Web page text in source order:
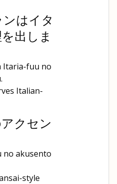
はイタ
出しま
Itaria-fuu no
Italian-
クセン
no akusento
style